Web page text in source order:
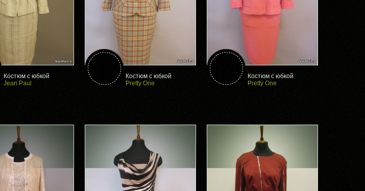
Костюм с юбкой
Jean Paul
Костюм с юбкой
Pretty One
Костюм с юбкой
Pretty One